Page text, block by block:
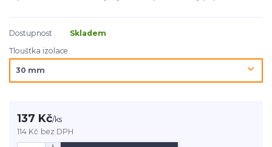
Dostupnost
Skladem
Tloušťka izolace
137 Kč/ks
114 Kč bez DPH